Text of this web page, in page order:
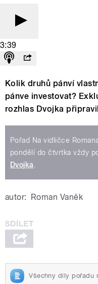
3:39
Kolik druhů pánví
pánve investovat?
rozhlas Dvojka
Pořad Na vidličce
pondělí do čtvrtka vždy
Dvojka.
autor: Roman Vaněk
Všechny díly pořadu